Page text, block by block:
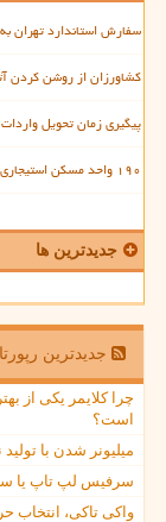
سفارش استاندارد تهران
کشاورزان از روشن کردن
پیگیری زمان تحویل
۱۹۰ واحد مسکن استیجاری آماده واگذاری به زوج های جوان است
جدیدترین ها
جدیدترین
چرا کلایمر یکی از
است؟
میلیونر شدن با تولید
سرفیس لپ تاپ یا
واکی تاکی، انتخاب